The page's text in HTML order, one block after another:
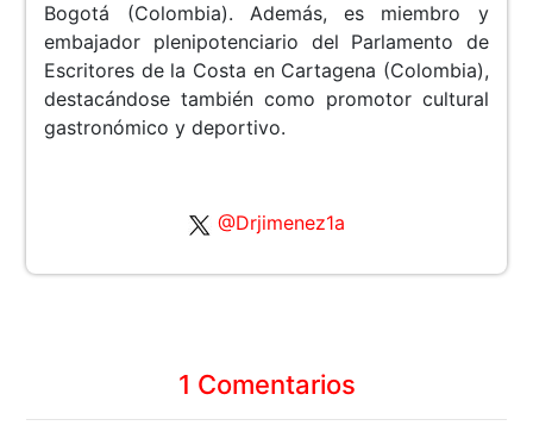
Bogotá (Colombia). Además, es miembro y
embajador plenipotenciario del Parlamento de
Escritores de la Costa en Cartagena (Colombia),
destacándose también como promotor cultural
gastronómico y deportivo.
@Drjimenez1a
1 Comentarios